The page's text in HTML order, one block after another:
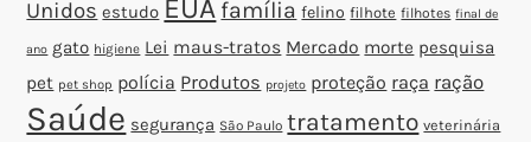
Unidos estudo EUA família felino filhote filhotes final de
ano gato higiene Lei maus-tratos Mercado morte pesquisa
pet pet shop polícia Produtos projeto proteção raça ração
Saúde segurança São Paulo tratamento veterinária